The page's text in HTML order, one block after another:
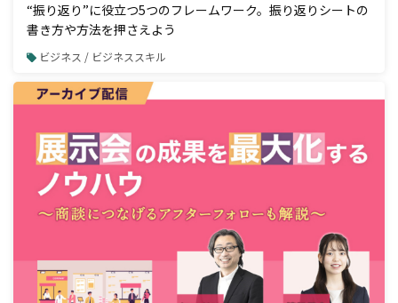
“振り返り”に役立つ5つのフレームワーク。振り返りシートの
書き方や方法を押さえよう
ビジネス / ビジネススキル